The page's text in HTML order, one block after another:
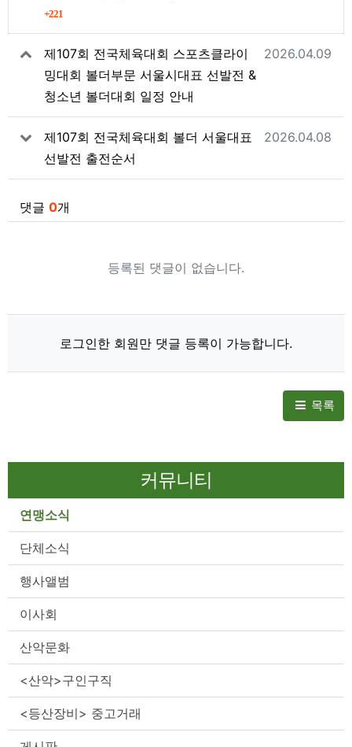
221
제107회 전국체육대회 스포츠클라이
밍대회 볼더부문 서울시대표 선발전 &
청소년 볼더대회 일정 안내
작성일
2026.04.09
제107회 전국체육대회 볼더 서울대표
선발전 출전순서
작성일
2026.04.08
댓글 0개
등록된 댓글이 없습니다.
로그인한 회원만 댓글 등록이 가능합니다.
목록
커뮤니티
연맹소식
단체소식
행사앨범
이사회
산악문화
<산악>구인구직
<등산장비> 중고거래